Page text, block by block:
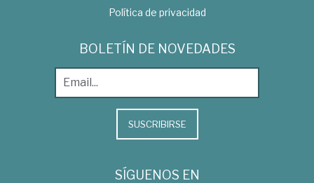
Política de privacidad
BOLETÍN DE NOVEDADES
SUSCRIBIRSE
SÍGUENOS EN